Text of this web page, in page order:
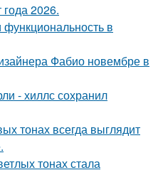
года 2026.
в
Фабио новембре в
- хиллс сохранил
тонах всегда выглядит
тонах стала